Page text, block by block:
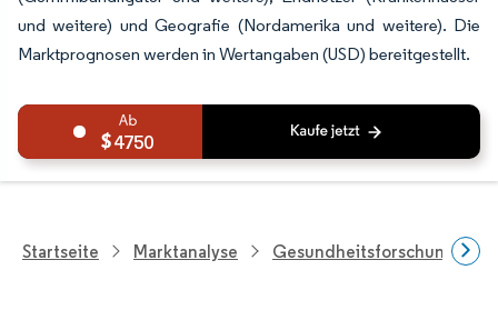
und weitere) und Geografie (Nordamerika und weitere). Die
Marktprognosen werden in Wertangaben (USD) bereitgestellt.
4750
Startseite Marktanalyse Gesundheitsforschung